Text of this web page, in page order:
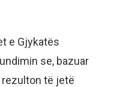
e Gjykatës
se, bazuar
rezulton të jetë